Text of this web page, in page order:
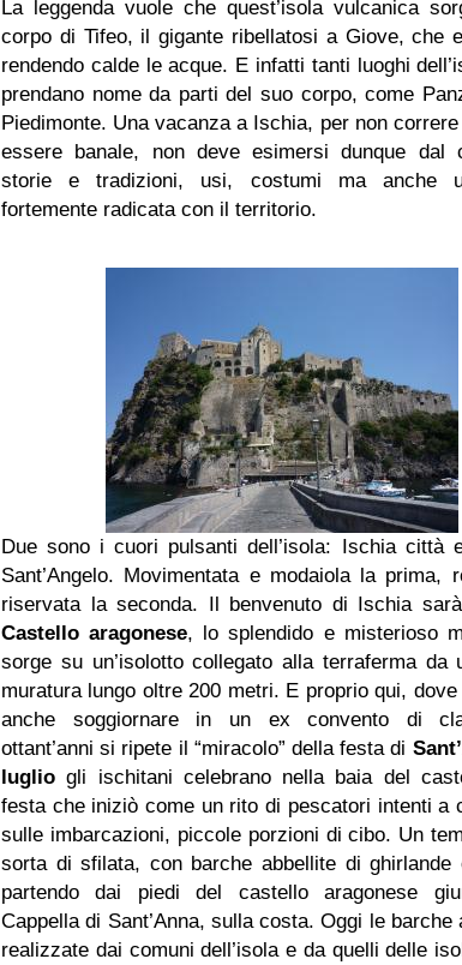
La leggenda vuole che quest’isola vulcanica
corpo di Tifeo, il gigante ribellatosi a Giove, che
rendendo calde le acque. E infatti tanti luoghi
prendano nome da parti del suo corpo, come
Piedimonte. Una vacanza a Ischia, per non
essere banale, non deve esimersi dunque dal
storie e tradizioni, usi, costumi ma anche
fortemente radicata con il territorio.
Due sono i cuori pulsanti dell’isola: Ischia città
Sant’Angelo. Movimentata e modaiola la prima,
riservata la seconda. Il benvenuto di Ischia
Castello aragonese, lo splendido e misterioso
sorge su un’isolotto collegato alla terraferma da
muratura lungo oltre 200 metri. E proprio qui,
anche soggiornare in un ex convento di
ottant’anni si ripete il “miracolo” della festa di
luglio gli ischitani celebrano nella baia del
festa che iniziò come un rito di pescatori intenti a
sulle imbarcazioni, piccole porzioni di cibo. Un
sorta di sfilata, con barche abbellite di
partendo dai piedi del castello aragonese
Cappella di Sant’Anna, sulla costa. Oggi le barche
realizzate dai comuni dell’isola e da quelli delle